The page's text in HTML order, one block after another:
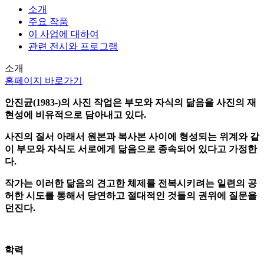
소개
주요 작품
이 사업에 대하여
관련 전시와 프로그램
소개
홈페이지 바로가기
안진균(1983-)의 사진 작업은 부모와 자식의 닮음을 사진의 재
현성에 비유적으로 담아내고 있다.
사진의 질서 아래서 원본과 복사본 사이에 형성되는 위계와 같
이 부모와 자식도 서로에게 닮음으로 종속되어 있다고 가정한
다.
작가는 이러한 닮음의 견고한 체제를 전복시키려는 일련의 공
허한 시도를 통해서 당연하고 절대적인 것들의 권위에 질문을
던진다.
학력